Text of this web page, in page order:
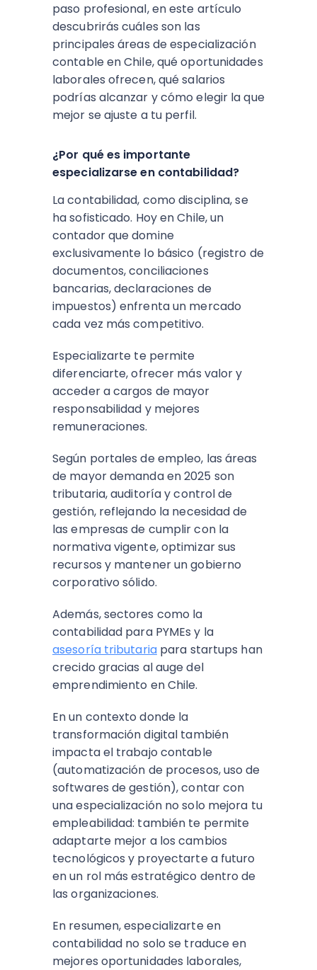
paso profesional, en este artículo
descubrirás cuáles son las
principales áreas de especialización
contable en Chile, qué oportunidades
laborales ofrecen, qué salarios
podrías alcanzar y cómo elegir la que
mejor se ajuste a tu perfil.
¿Por qué es importante
especializarse en contabilidad?
La contabilidad, como disciplina, se
ha sofisticado. Hoy en Chile, un
contador que domine
exclusivamente lo básico (registro de
documentos, conciliaciones
bancarias, declaraciones de
impuestos) enfrenta un mercado
cada vez más competitivo.
Especializarte te permite
diferenciarte, ofrecer más valor y
acceder a cargos de mayor
responsabilidad y mejores
remuneraciones.
Según portales de empleo, las áreas
de mayor demanda en 2025 son
tributaria, auditoría y control de
gestión, reflejando la necesidad de
las empresas de cumplir con la
normativa vigente, optimizar sus
recursos y mantener un gobierno
corporativo sólido.
Además, sectores como la
contabilidad para PYMEs y la
asesoría tributariapara startups han
crecido gracias al auge del
emprendimiento en Chile.
En un contexto donde la
transformación digital también
impacta el trabajo contable
(automatización de procesos, uso de
softwares de gestión), contar con
una especialización no solo mejora tu
empleabilidad: también te permite
adaptarte mejor a los cambios
tecnológicos y proyectarte a futuro
en un rol más estratégico dentro de
las organizaciones.
En resumen, especializarte en
contabilidad no solo se traduce en
mejores oportunidades laborales,